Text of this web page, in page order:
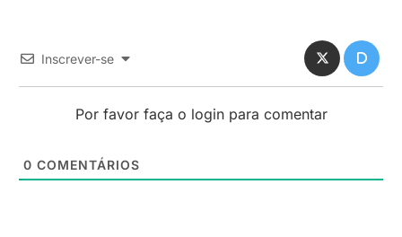
Inscrever-se
Por favor faça o login para comentar
0 COMENTÁRIOS